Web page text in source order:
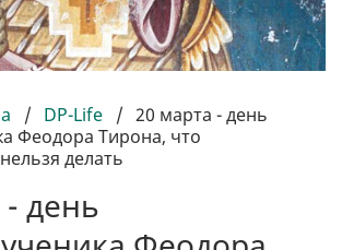
/ DP-Life / 20 марта - день
Феодора Тирона, что
делать
- день